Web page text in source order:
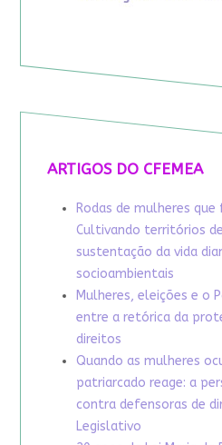
ARTIGOS DO CFEMEA
Rodas de mulheres
Cultivando territórios
sustentação da vida
socioambientais
Mulheres, eleições e o
entre a retórica da
direitos
Quando as mulheres
patriarcado reage: a
contra defensoras de
Legislativo